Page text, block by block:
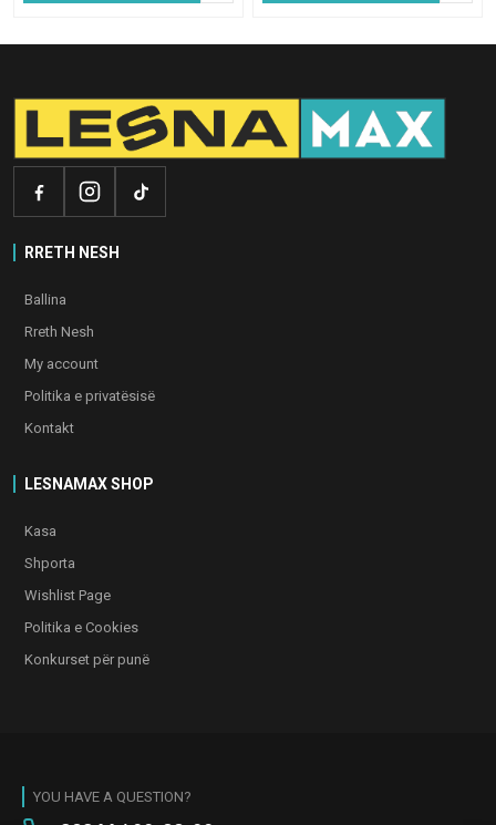
RRETH NESH
Ballina
Rreth Nesh
My account
Politika e privatësisë
Kontakt
LESNAMAX SHOP
Kasa
Shporta
Wishlist Page
Politika e Cookies
Konkurset për punë
YOU HAVE A QUESTION?